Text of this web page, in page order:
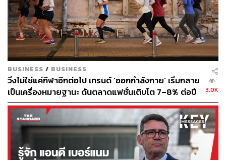
ปัจจุบัน Fitness First มีสมาชิกประมาณ 7.5 หมื่นคน แอ็กทีฟ
ประมาณ 80% โดยเฉลี่ยอายุการเป็นสมาชิกจะอยู่ที่ 26 เดือน
ทั้งนี้อรวรรณยืนยันว่า การเปิดแบรนด์น้องใหม่ GoFit เจาะ
กลุ่มคนที่ใช้ชีวิตเร่งรีบ เน้นการนำเอาเทคโนโลยีและ
แอปพลิเคชันมาช่วยในเรื่องให้บริการให้เกิดความคล่องตัว
จะยังเปิดภายในปีนี้อย่างแน่นอน แต่จะเลื่อนกำหนดออกไป
เล็กน้อย
พิสูจน์อักษร: พรนภัส ชำนาญค้า
TAGS: เชื้อไวรัสโคโรนา การออกกำลังกาย Fitness First
BUSINESS / BUSINESS
วิ่งไม่ใช่แค่กีฬาอีกต่อไป เทรนด์ ‘ออกกำลังกาย’ เริ่มกลาย
เป็นเครื่องหมายฐานะ ดันตลาดแฟชั่นเติบโต 7–8% ต่อปี
3.0K